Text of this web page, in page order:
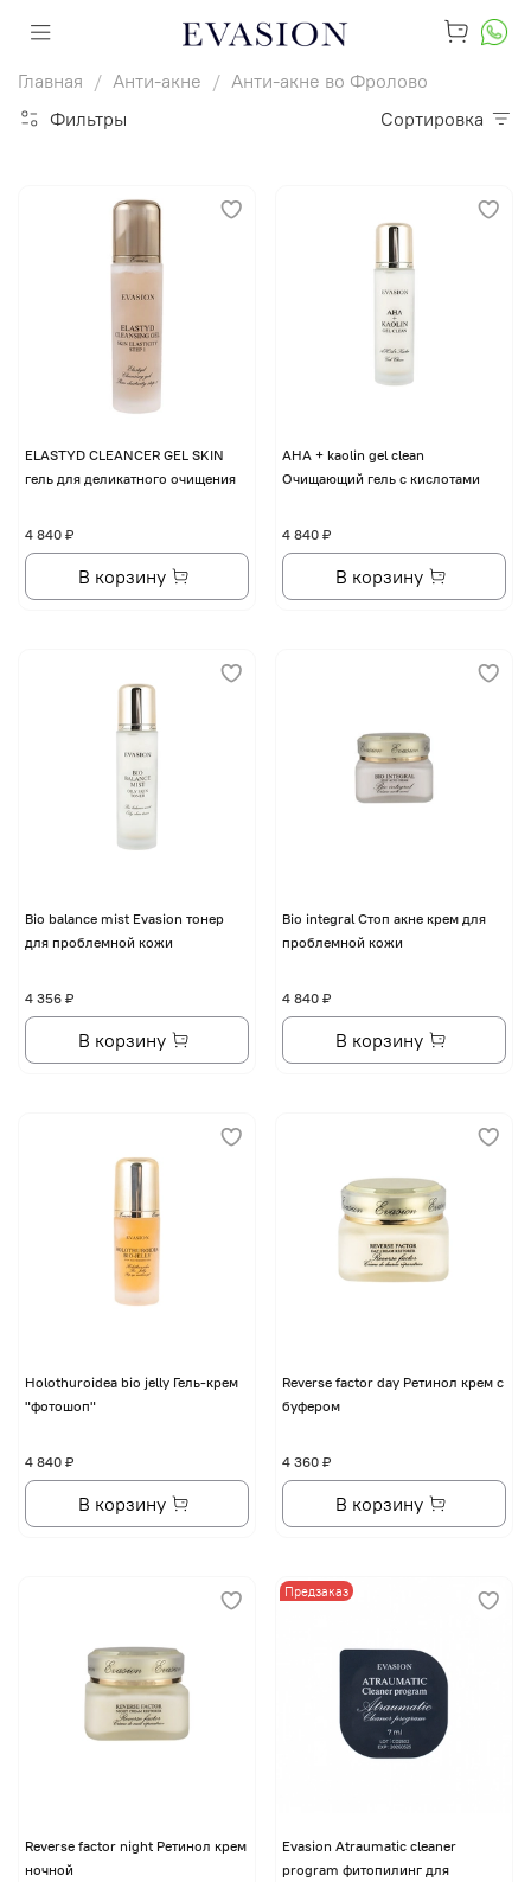
Главная Анти-акне
Анти-акне во Фролово
Фильтры
Сортировка
ELASTYD CLEANCER GEL SKIN
гель для деликатного очищения
4 840 ₽
В корзину
AHA + kaolin gel clean
Очищающий гель с кислотами
4 840 ₽
В корзину
Bio balance mist Evasion тонер
для проблемной кожи
4 356 ₽
В корзину
Bio integral Стоп акне крем для
проблемной кожи
4 840 ₽
В корзину
Holothuroidea bio jelly Гель-крем
"фотошоп"
4 840 ₽
В корзину
Reverse factor day Ретинол крем с
буфером
4 360 ₽
В корзину
Reverse factor night Ретинол крем
ночной
Предзаказ
Evasion Atraumatic cleaner
program фитопилинг для